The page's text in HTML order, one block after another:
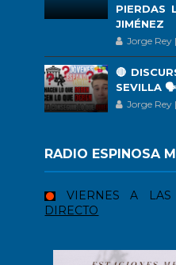
PIERDAS
JIMÉNEZ
Jorge Rey
SEVILLA
Jorge Rey
RADIO ESPINOSA
VIERNES A LAS
DIRECTO